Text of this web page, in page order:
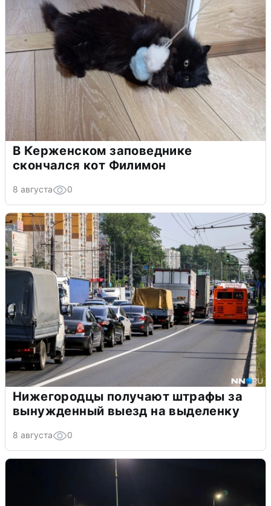
В Керженском заповеднике
скончался кот Филимон
8 августа 0
Нижегородцы получают штрафы за
вынужденный выезд на выделенку
8 августа 0